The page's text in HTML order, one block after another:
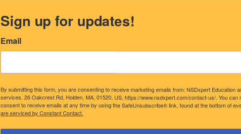
tempor incididunt ut labore et dolore magna aliqua. Ut enim ad
quis nostrud exercitation ullamco laboris nisi ut aliquip ex ea commodo
consequat. Duis aute irure dolor in reprehenderit. Lorem ipsum dolor
Curabitur varius eros et lacus rutrum consequat. Mauris
Sign up for updates!
Email
By submitting this form, you are consenting to receive marketing emails from: NSDxpert Education
services, 26 Oakcrest Rd, Holden, MA, 01520, US, https://www.nsdxpert.com/contact-us/. You can
consent to receive emails at any time by using the SafeUnsubscribe® link, found at the bottom of
are serviced by Constant Contact.